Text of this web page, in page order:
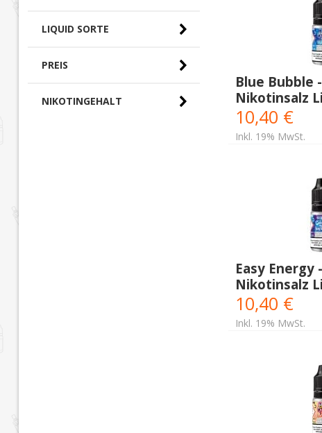
Blue Bubble
Nikotinsalz
10,40 €
Inkl. 19% MwSt.
Easy Energy
Nikotinsalz
10,40 €
Inkl. 19% MwSt.
LIQUID SORTE
PREIS
0,00 € - 10,00 € (0)
NIKOTINGEHALT